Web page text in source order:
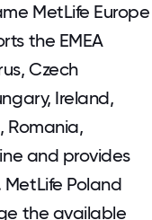
MetLife Europe
the EMEA
Czech
Ireland,
Romania,
and provides
Poland
the available